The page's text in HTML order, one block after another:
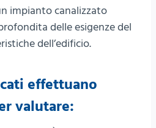
impianto canalizzato
delle esigenze del
dell’edificio.
effettuano
valutare: